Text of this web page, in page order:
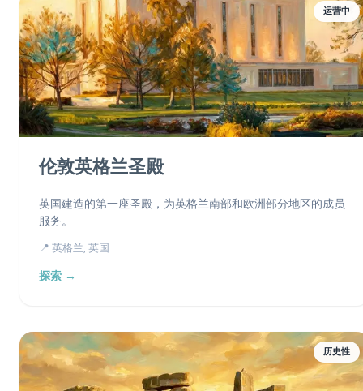
运营中
伦敦英格兰圣殿
英国建造的第一座圣殿，为英格兰南部和欧洲部分地区的成员
服务。
📍 英格兰, 英国
探索 →
历史性